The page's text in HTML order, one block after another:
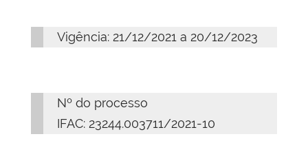
Vigência: 21/12/2021 a 20/12/2023
Nº do processo
IFAC: 23244.003711/2021-10